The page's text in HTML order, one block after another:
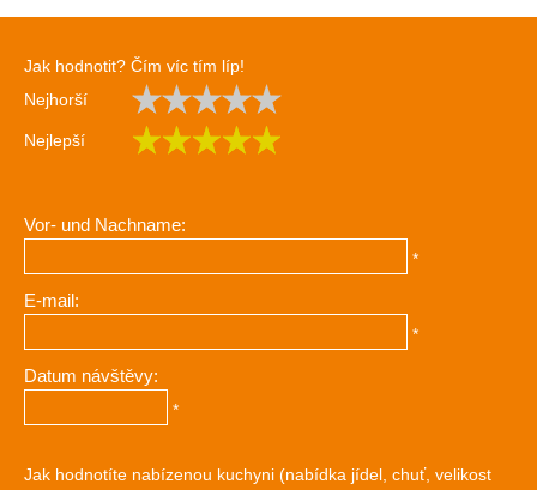
Jak hodnotit? Čím víc tím líp!
Nejhorší
Nejlepší
Vor- und Nachname:
*
E-mail:
*
Datum návštěvy:
*
Jak hodnotíte nabízenou kuchyni (nabídka jídel, chuť, velikost